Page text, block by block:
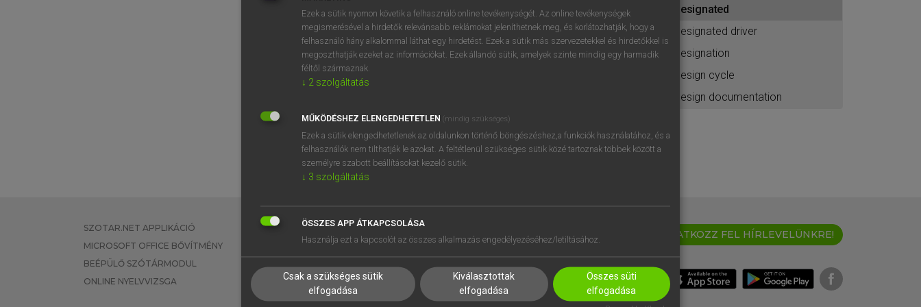
BELÉPÉS
próbaverziójának elindításához
regisztrálok ésbelépek.
REGISZTRÁCIÓ
designated
designated driver
designation
design cycle
design documentation
SZOTAR.NET APPLIKÁCIÓ
MICROSOFT OFFICE BŐVÍTMÉNY
BEÉPÜLŐ SZÓTÁRMODUL
ONLINE NYELVVIZSGA
EGYÉNI FELHASZNÁLÓKNAK
TANULÓKNAK
VÁLLALATI MEGOLDÁSOK
SÚGÓ
RÓLUNK
SÜTI BEÁLLÍTÁSOK
IRATKOZZ FEL HÍRLEVELÜNKRE!
Ezek a sütik nyomon követik a felhasználó online tevékenységét. Az online tevékenységek
megismerésével a hirdetők relevánsabb reklámokat jeleníthetnek meg, és korlátozhatják, hogy a
felhasználó hány alkalommal láthat egy hirdetést. Ezek a sütik más szervezetekkel és hirdetőkkel is
megoszthatják ezeket az információkat. Ezek állandó sütik, amelyek szinte mindig egy harmadik
féltől származnak.
↓ 2 szolgáltatás
MŰKÖDÉSHEZ ELENGEDHETETLEN (mindig szükséges)
Ezek a sütik elengedhetetlenek az oldalunkon történő böngészéshez,a funkciók használatához, és a
felhasználók nem tilthatják le azokat. A feltétlenül szükséges sütik közé tartoznak többek között a
személyre szabott beállításokat kezelő sütik.
↓ 3 szolgáltatás
ÖSSZES APP ÁTKAPCSOLÁSA
Használja ezt a kapcsolót az összes alkalmazás engedélyezéséhez/letiltásához.
Csak a szükséges sütik
elfogadása
Kiválasztottak
elfogadása
Összes süti
elfogadása